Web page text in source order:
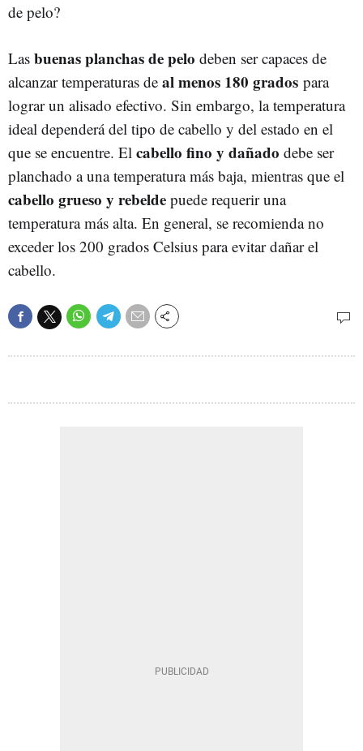
de pelo?
Las buenas planchas de pelo deben ser capaces de
alcanzar temperaturas de al menos 180 grados para
lograr un alisado efectivo. Sin embargo, la temperatura
ideal dependerá del tipo de cabello y del estado en el
que se encuentre. El cabello fino y dañado debe ser
planchado a una temperatura más baja, mientras que el
cabello grueso y rebelde puede requerir una
temperatura más alta. En general, se recomienda no
exceder los 200 grados Celsius para evitar dañar el
cabello.